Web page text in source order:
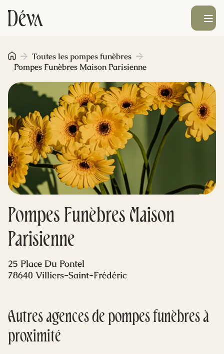
Obsèques
Prévoyance
Monument funéraire
Livraison de fleurs
Blog
Ouvrir le
Pompes Funèbres Maison
Parisienne
Toutes les pompes funèbres
Pompes Funèbres Maison Parisienne
25 Place Du Pontel
78640 Villiers-Saint-Frédéric
Autres agences de pompes funèbres à
proximité